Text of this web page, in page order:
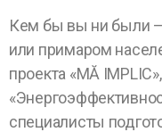
Кем бы вы ни были
или примаром
проекта «MĂ
специалисты